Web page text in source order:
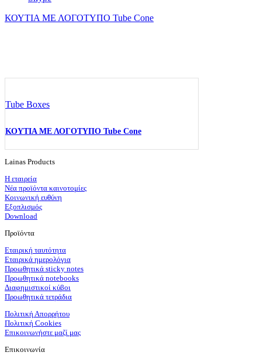
ΚΟΥΤΙΑ ΜΕ ΛΟΓΟΤΥΠΟ Tube Cone
Tube Boxes
ΚΟΥΤΙΑ ΜΕ ΛΟΓΟΤΥΠΟ Tube Cone
Lainas Products
Η εταιρεία
Νέα προϊόντα καινοτομίες
Κοινωνική ευθύνη
Εξοπλισμός
Download
Προϊόντα
Εταιρική ταυτότητα
Εταιρικά ημερολόγια
Προωθητικά sticky notes
Προωθητικά notebooks
Διαφημιστικοί κύβοι
Προωθητικά τετράδια
Πολιτική Απορρήτου
Πολιτική Cookies
Επικοινωνήστε μαζί μας
Επικοινωνία